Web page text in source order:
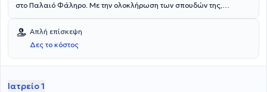
στο Παλαιό Φάληρο. Με την ολοκλήρωση των σπουδών της,
μεταβολικά νοσήματα. Επίσης, διαθέτει εμπειρία και έχει εργαστεί,
μεταξύ άλλων, στο Ενδοκρινολογικό τμήμα του Π.Γ.Ν.Α "Αλεξάνδρα".
Τέλος, εξειδικεύεται στο σακχαρώδη διαβήτη, σε θυρεοειδή -
παραθυρεοειδείς αδένες καθώς και στην ενδοκρινολογία κύησης.
Απλή επίσκεψη
Δες το κόστος
Ιατρείο 1